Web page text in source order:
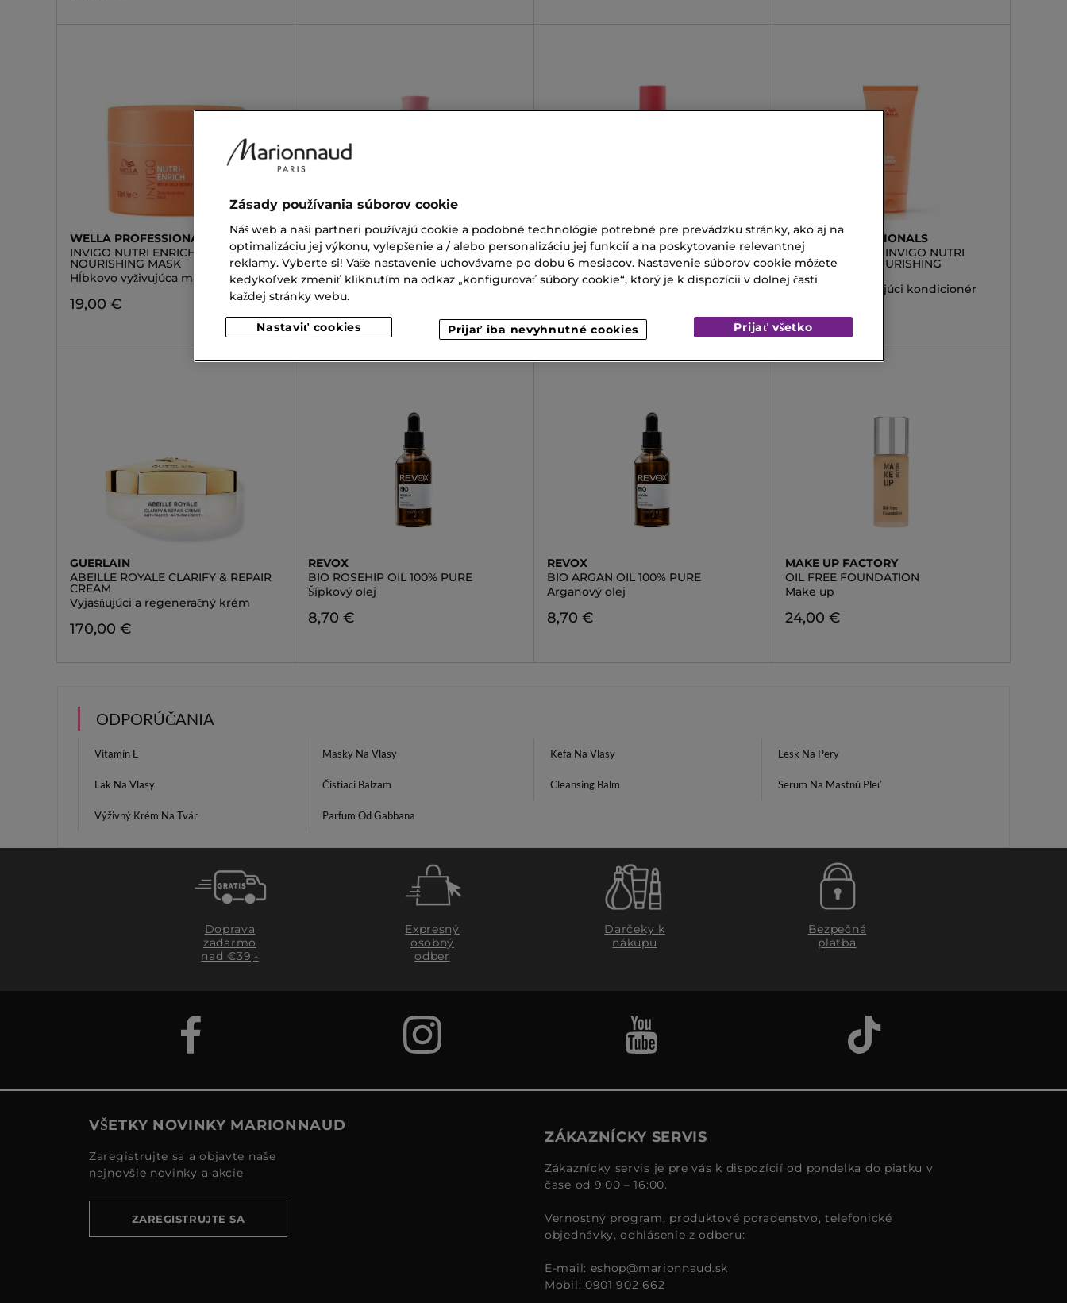
WELLA PROFESSIONALS
INVIGO NUTRI ENRICH DEEP
NOURISHING MASK
Hĺbkovo vyživujúca maska
19,00 €
MASIL
5 PROBIOTICS COLOR RADIANCE
SHAMPOO
Ochranný šampón s probiotikami
21,00 €
WELLA PROFESSIONALS
INVIGO COLOR BRILLIANCE MIRACLE
BB SPRAY
Uhladzujúci sprej na ochranu farby
WELLA PROFESSIONALS
PROFESSIONALS INVIGO NUTRI
ENRICH DEEP NOURISHING
CONDITIONER
Intenzívne vyživujúci kondicionér
18,00 €
GUERLAIN
ABEILLE ROYALE CLARIFY & REPAIR
CREAM
Vyjasňujúci a regeneračný krém
170,00 €
REVOX
BIO ROSEHIP OIL 100% PURE
Šípkový olej
8,70 €
REVOX
BIO ARGAN OIL 100% PURE
Arganový olej
8,70 €
MAKE UP FACTORY
OIL FREE FOUNDATION
Make up
24,00 €
ODPORÚČANIA
Vitamín E Masky Na Vlasy Kefa Na Vlasy Lesk Na Pery
Lak Na Vlasy Čistiaci Balzam Cleansing Balm Serum Na Mastnú Pleť
Výživný Krém Na Tvár Parfum Od Gabbana
Doprava
zadarmo
nad €39,-
Expresný
osobný
odber
Darčeky k
nákupu
Bezpečná
platba
VŠETKY NOVINKY MARIONNAUD
Zaregistrujte sa a objavte naše
najnovšie novinky a akcie
ZAREGISTRUJTE SA
ZÁKAZNÍCKY SERVIS
Zákaznícky servis je pre vás k dispozícií od pondelka do piatku v
čase od 9:00 – 16:00.
Vernostný program, produktové poradenstvo, telefonické
objednávky, odhlásenie z odberu:
E-mail: eshop@marionnaud.sk
Mobil: 0901 902 662
Zásady používania súborov cookie
Náš web a naši partneri používajú cookie a podobné technológie potrebné pre prevádzku stránky, ako aj na
optimalizáciu jej výkonu, vylepšenie a / alebo personalizáciu jej funkcií a na poskytovanie relevantnej
reklamy. Vyberte si! Vaše nastavenie uchovávame po dobu 6 mesiacov. Nastavenie súborov cookie môžete
kedykoľvek zmeniť kliknutím na odkaz „konfigurovať súbory cookie“, ktorý je k dispozícii v dolnej časti
každej stránky webu.
Nastaviť cookies Prijať iba nevyhnutné cookies Prijať všetko